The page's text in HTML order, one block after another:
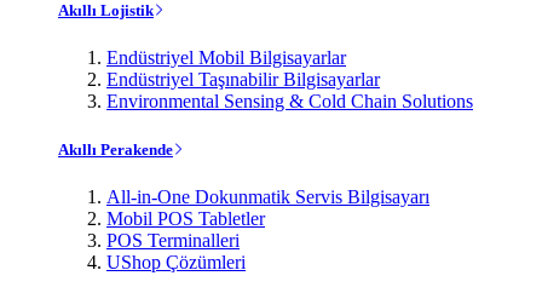
Akıllı Lojistik
Endüstriyel Mobil Bilgisayarlar
Endüstriyel Taşınabilir Bilgisayarlar
Environmental Sensing & Cold Chain Solutions
Akıllı Perakende
All-in-One Dokunmatik Servis Bilgisayarı
Mobil POS Tabletler
POS Terminalleri
UShop Çözümleri